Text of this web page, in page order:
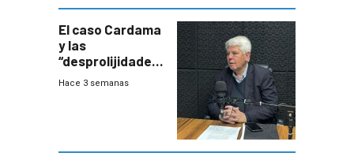
innovadora
El caso Cardama
y las
“desprolijidades”
que la
Hace 3 semanas